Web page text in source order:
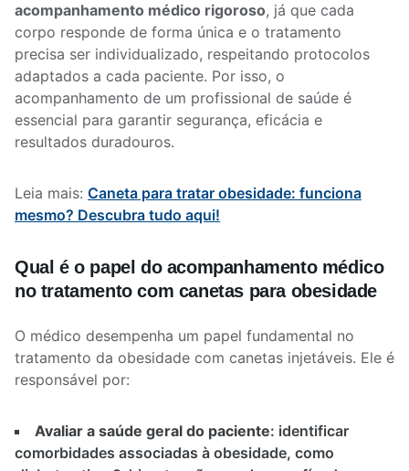
acompanhamento médico rigoroso, já que cada
corpo responde de forma única e o tratamento
precisa ser individualizado, respeitando protocolos
adaptados a cada paciente. Por isso, o
acompanhamento de um profissional de saúde é
essencial para garantir segurança, eficácia e
resultados duradouros.
Leia mais: Caneta para tratar obesidade: funciona
mesmo? Descubra tudo aqui!
Qual é o papel do acompanhamento médico
no tratamento com canetas para obesidade
O médico desempenha um papel fundamental no
tratamento da obesidade com canetas injetáveis. Ele é
responsável por:
Avaliar a saúde geral do paciente: identificar
comorbidades associadas à obesidade, como